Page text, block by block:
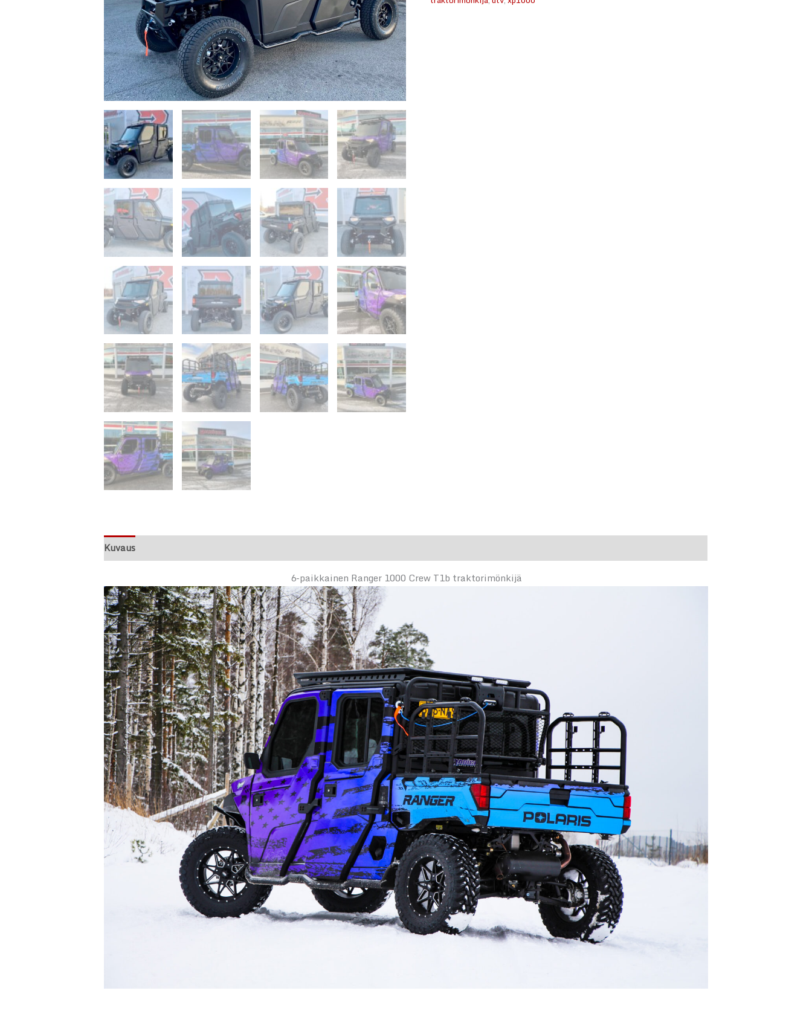
Kuvaus
6-paikkainen Ranger 1000 Crew T1b traktorimönkijä